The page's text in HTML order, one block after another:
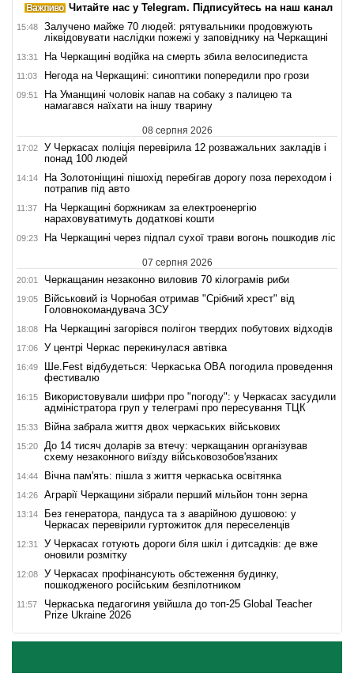
Читайте нас у Telegram. Підписуйтесь на наш канал
15:48
Залучено майже 70 людей: рятувальники продовжують
ліквідовувати наслідки пожежі у заповіднику на Черкащині
13:31 На Черкащині водійка на смерть збила велосипедиста
11:03 Негода на Черкащині: синоптики попередили про грози
09:51
На Уманщині чоловік напав на собаку з палицею та
намагався наїхати на іншу тварину
08 серпня 2026
17:02
У Черкасах поліція перевірила 12 розважальних закладів і
понад 100 людей
14:14
На Золотоніщині пішохід перебігав дорогу поза переходом і
потрапив під авто
11:37
На Черкащині боржникам за електроенергію
нараховуватимуть додаткові кошти
09:23 На Черкащині через підпал сухої трави вогонь пошкодив ліс
07 серпня 2026
20:01 Черкащанин незаконно виловив 70 кілограмів риби
19:05
Військовий із Чорнобая отримав "Срібний хрест" від
Головнокомандувача ЗСУ
18:08 На Черкащині загорівся полігон твердих побутових відходів
17:06 У центрі Черкас перекинулася автівка
16:49
Ше.Fest відбудеться: Черкаська ОВА погодила проведення
фестивалю
16:15
Використовували шифри про "погоду": у Черкасах засудили
адміністратора груп у телеграмі про пересування ТЦК
15:33 Війна забрала життя двох черкаських військових
15:20
До 14 тисяч доларів за втечу: черкащанин організував
схему незаконного виїзду військовозобов'язаних
14:44 Вічна пам'ять: пішла з життя черкаська освітянка
14:26 Аграрії Черкащини зібрали перший мільйон тонн зерна
13:14
Без генератора, пандуса та з аварійною душовою: у
Черкасах перевірили гуртожиток для переселенців
12:31
У Черкасах готують дороги біля шкіл і дитсадків: де вже
оновили розмітку
12:08
У Черкасах профінансують обстеження будинку,
пошкодженого російським безпілотником
11:57
Черкаська педагогиня увійшла до топ-25 Global Teacher
Prize Ukraine 2026